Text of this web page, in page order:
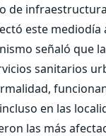
de
este mediodía
señaló que
sanitarios
en las
las más